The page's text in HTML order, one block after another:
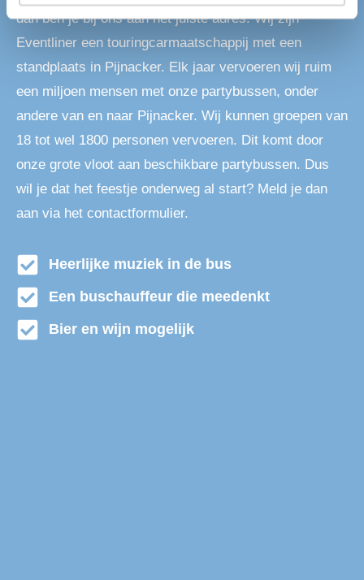
dan ben je bij ons aan het juiste adres. Wij zijn
Eventliner een touringcarmaatschappij met een
standplaats in Pijnacker. Elk jaar vervoeren wij ruim
een miljoen mensen met onze partybussen, onder
andere van en naar Pijnacker. Wij kunnen groepen van
18 tot wel 1800 personen vervoeren. Dit komt door
onze grote vloot aan beschikbare partybussen. Dus
wil je dat het feestje onderweg al start? Meld je dan
aan via het contactformulier.
Heerlijke muziek in de bus
Een buschauffeur die meedenkt
Bier en wijn mogelijk